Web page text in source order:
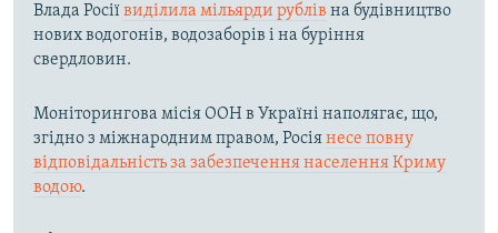
Влада Росіївиділила мільярди рублів на будівництво
нових водогонів, водозаборів і на буріння
свердловин.
Моніторингова місія ООН в Україні наполягає, що,
згідно з міжнародним правом, Росіянесе повну
відповідальність за забезпечення населення Криму
водою.